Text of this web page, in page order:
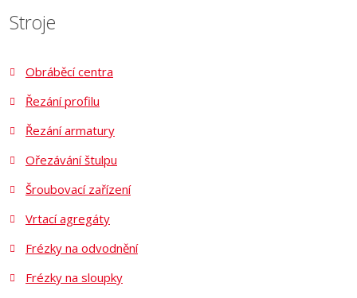
Stroje
Obráběcí centra
Řezání profilu
Řezání armatury
Ořezávání štulpu
Šroubovací zařízení
Vrtací agregáty
Frézky na odvodnění
Frézky na sloupky